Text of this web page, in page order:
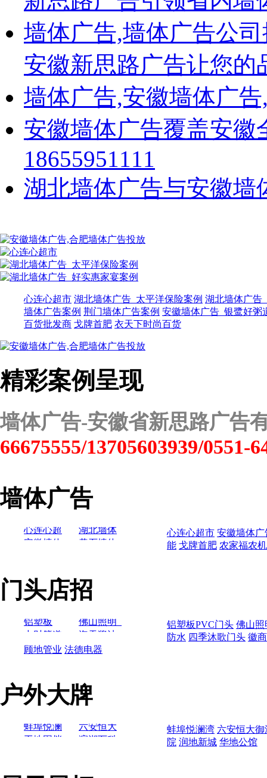
公牛电器
瀚海星座
宝翠园
天地城
顾地管业
公元
公牛
润地新城
金种子
华地公馆
欧朗涂料
千色花
伟业牌铝材
亚通管道
手机通信类>
中国电信
金立手机
移动
中国联通
中国移动
诺基亚
中兴手机
电信
移动
信达电讯呼机
天翼
纽恩泰空气能
衣天下时尚百货
广告物料
洋马收割机
卡特挖掘机
山工机械
中联重科
小白龙
新界泵业
龙振重工
四方牌联合收割机
医疗类>
合肥友好医院
斯达舒
武汉中心医院
普尼尔
九龙医院
墙体广告,墙体广告公
安徽新思路广告让您的
墙体广告,安徽墙体广
安徽墙体广告覆盖安徽
18655951111
湖北墙体广告与安徽墙
心连心超市 湖北墙体广告_太平洋保险案例 湖北墙体广告
墙体广告案例 荆门墙体广告案例 安徽墙体广告_银鹭好粥
百货批发商 戈牌首肥 衣天下时尚百货
精彩案例呈现
墙体广告-安徽省新思路广告
66675555/13705603939/0551-
墙体广告
心连心超
市
湖北墙体
广告_太平
例
安徽墙体
黄石墙体
案例
好粥道
心连心超
市
湖北墙体
广告_太平
例
湖北墙体
惠家宴案
例
安徽墙体
黄石墙体
墙体广告
案例
广告案例
广告_银鹭
好粥道
戈牌首肥
心连心超市 安徽墙体广
能 戈牌首肥 农家福农机
门头店招
铝塑板
PVC门头
佛山照明_
铝塑板
PVC门头
企业文化
中财管道
海天酱油
中国电信
雨虹防水
四季沐歌
PVC门头
铝塑板
PVC门头
联新科技
企业文化
中财管道
海天酱油
中国电信
雨虹防水
四季沐歌
铝塑板PVC门头 佛山照
防水 四季沐歌门头 徽
顾地管业 法德电器
户外大牌
蚌埠悦澜
湾
六安恒大
御湖庄园
工地围挡
滨湖万科
蚌埠悦澜 六安恒大
蚌埠悦澜湾 六安恒大
院 润地新城 华地公馆